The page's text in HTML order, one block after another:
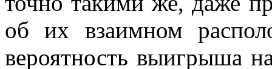
об их взаимном
вероятность выигрыша